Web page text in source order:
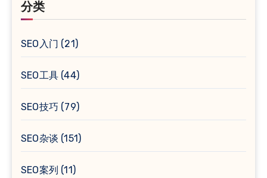
分类
SEO入门 (21)
SEO工具 (44)
SEO技巧 (79)
SEO杂谈 (151)
SEO案列 (11)